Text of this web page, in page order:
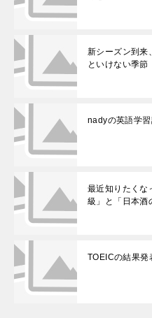
新シーズン到来
といけない季節
nadyの英語学習
最近知りたくな
級」と「日本酒
TOEICの結果発